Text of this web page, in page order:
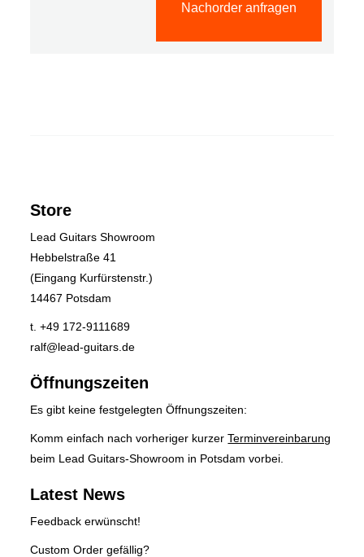
Nachorder anfragen
Store
Lead Guitars Showroom
Hebbelstraße 41
(Eingang Kurfürstenstr.)
14467 Potsdam
t. +49 172-9111689
ralf@lead-guitars.de
Öffnungszeiten
Es gibt keine festgelegten Öffnungszeiten:
Komm einfach nach vorheriger kurzerTerminvereinbarung
beim Lead Guitars-Showroom in Potsdam vorbei.
Latest News
Feedback erwünscht!
Custom Order gefällig?